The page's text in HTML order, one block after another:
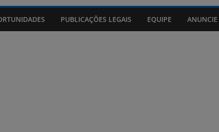
PUBLICAÇÕES LEGAIS EQUIPE ANUNCIE